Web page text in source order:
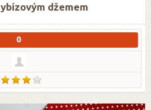
džemem
0